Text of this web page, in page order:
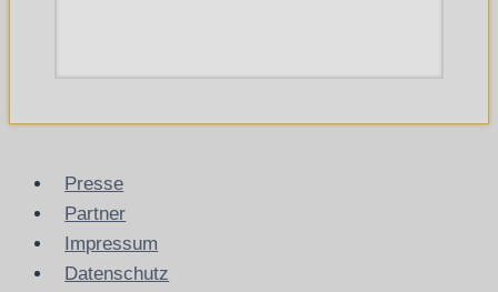
Presse
Partner
Impressum
Datenschutz